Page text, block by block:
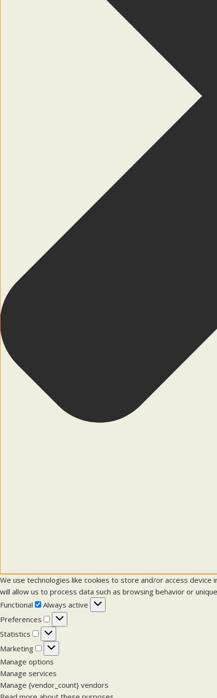
We use technologies like cookies to store and/or access
will allow us to process data such as browsing behavior or
Functional
F
u
n
i
o
n
Always active
Preferences
P
r
e
f
e
r
e
Statistics
t
a
t
i
s
Marketing
M
a
r
k
e
Manage options
Manage services
Manage {vendor_count} vendors